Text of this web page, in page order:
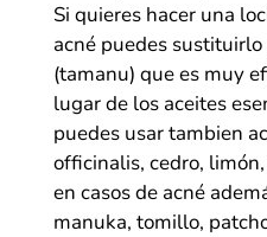
Si quieres hacer una
acné puedes
(tamanu) que es muy
lugar de los aceites
puedes usar tambien
officinalis, cedro,
en casos de acné
manuka, tomillo,